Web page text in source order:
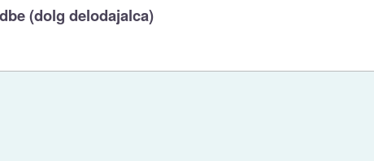
(dolg delodajalca)